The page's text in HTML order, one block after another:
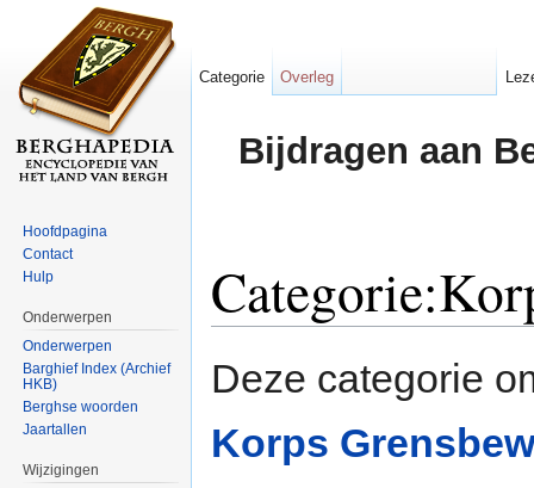
Bijdragen aan
Deze categorie
Korps
Categorie Overleg
Hoofdpagina
Contact
Hulp
Onderwerpen
Onderwerpen
Barghief Index (Archief
HKB)
Berghse woorden
Jaartallen
Wijzigingen